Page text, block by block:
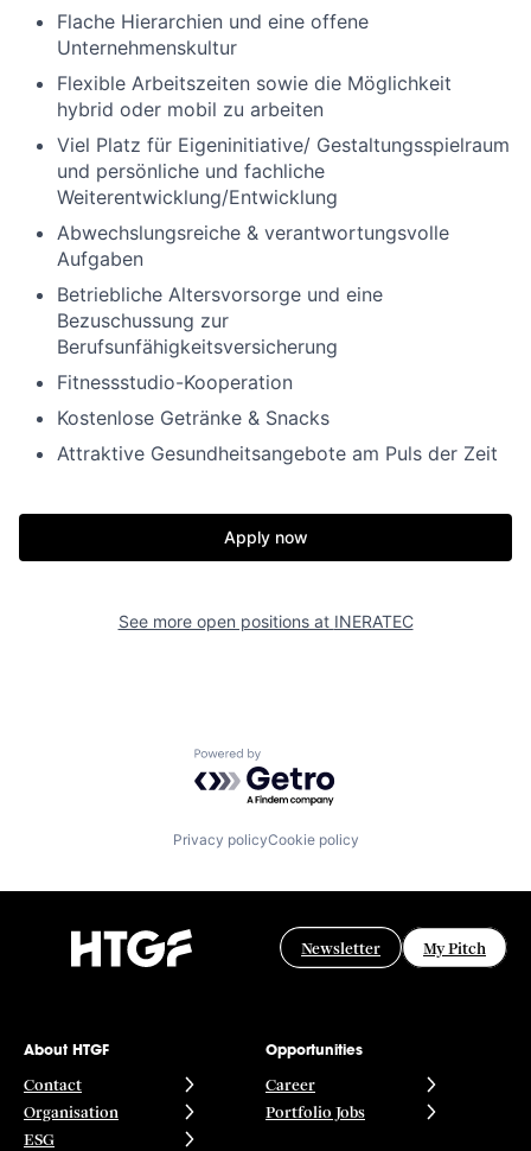
Flache Hierarchien und eine offene
Unternehmenskultur
Flexible Arbeitszeiten sowie die Möglichkeit
hybrid oder mobil zu arbeiten
Viel Platz für Eigeninitiative/ Gestaltungsspielraum
und persönliche und fachliche
Weiterentwicklung/Entwicklung
Abwechslungsreiche & verantwortungsvolle
Aufgaben
Betriebliche Altersvorsorge und eine
Bezuschussung zur
Berufsunfähigkeitsversicherung
Fitnessstudio-Kooperation
Kostenlose Getränke & Snacks
Attraktive Gesundheitsangebote am Puls der Zeit
Apply now
See more open positions at INERATEC
Powered by Getro.com
Privacy policyCookie policy
Newsletter My Pitch
About HTGF
Contact
Organisation
ESG
Opportunities
Career
Portfolio Jobs